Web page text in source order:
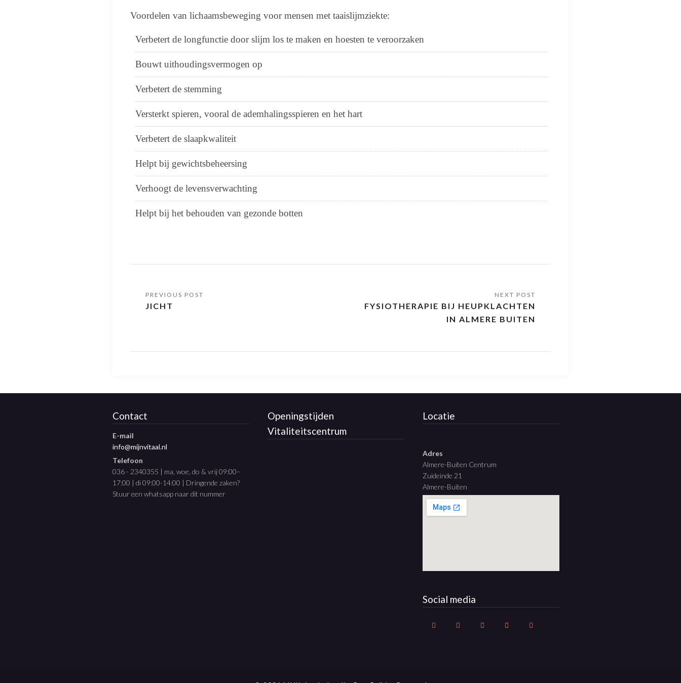
Voordelen van lichaamsbeweging voor mensen met taaislijmziekte:
Verbetert de longfunctie door slijm los te maken en hoesten te veroorzaken
Bouwt uithoudingsvermogen op
Verbetert de stemming
Versterkt spieren, vooral de ademhalingsspieren en het hart
Verbetert de slaapkwaliteit
Helpt bij gewichtsbeheersing
Verhoogt de levensverwachting
Helpt bij het behouden van gezonde botten
JICHT
FYSIOTHERAPIE BIJ HEUPKLACHTEN
IN ALMERE BUITEN
Contact
E-mail
info@mijnvitaal.nl
Telefoon
036 - 2340355 | ma, woe, do & vrij 09:00–
17:00 | di 09:00-14:00 | Dringende zaken?
Stuur een whatsapp naar dit nummer
Openingstijden
Vitaliteitscentrum
Locatie
Adres
Almere-Buiten Centrum
Zuideinde 21
Almere-Buiten
Social media